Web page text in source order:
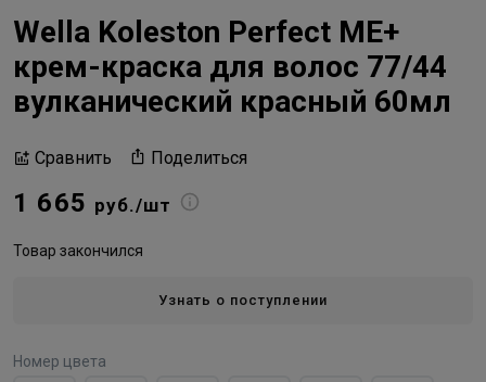
Wella Koleston Perfect ME+
крем-краска для волос 77/44
вулканический красный 60мл
Сравнить Поделиться
1 665 руб./шт
Товар закончился
Узнать о поступлении
Номер цвета